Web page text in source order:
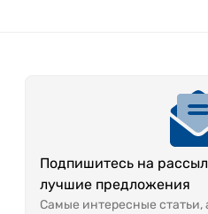
Подпишитесь на
лучшие предложения
Самые интересные